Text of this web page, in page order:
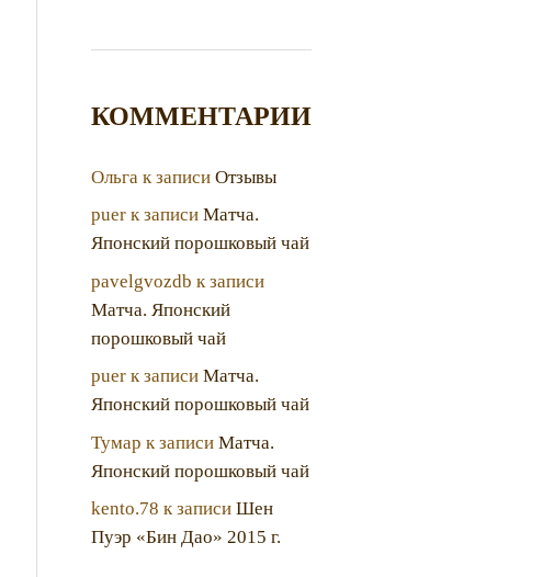
КОММЕНТАРИИ
Ольга к записи Отзывы
puerк записи Матча.
Японский порошковый чай
pavelgvozdb к записи
Матча. Японский
порошковый чай
puerк записи Матча.
Японский порошковый чай
Тумар к записи Матча.
Японский порошковый чай
kento.78 к записи Шен
Пуэр «Бин Дао» 2015 г.